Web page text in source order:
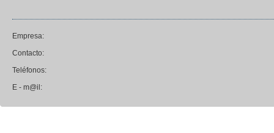
Empresa:
Contacto:
Teléfonos:
E - m@il: